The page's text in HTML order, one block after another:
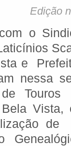
Edição
o
e
nessa
Touros
Vista,